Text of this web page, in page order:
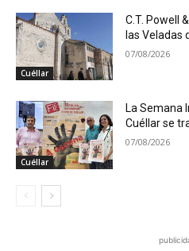
Cuéllar
C.T. Powell
las Veladas
07/08/2026
Cuéllar
La Semana
Cuéllar se
07/08/2026